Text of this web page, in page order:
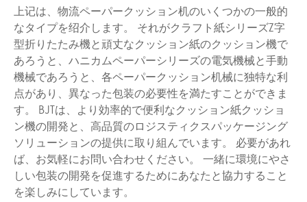
上记は、物流ペーパークッション机のいくつかの一般的
なタイプを绍介します。 それがクラフト紙シリーズZ字
型折りたたみ機と頑丈なクッション紙のクッション機で
あろうと、ハニカムペーパーシリーズの電気機械と手動
機械であろうと、各ペーパークッション机械に独特な利
点があり、異なった包装の必要性を満たすことができま
す。 BJTは、より効率的で便利なクッション紙クッショ
ン機の開発と、高品質のロジスティクスパッケージング
ソリューションの提供に取り組んでいます。 必要があれ
ば、お気軽にお問い合わせください。 一緒に環境にやさ
しい包装の開発を促進するためにあなたと協力すること
を楽しみにしています。